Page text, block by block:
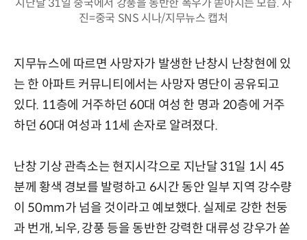
지난달 31일 중국에서 강풍을 동반한 폭우가 쏟아지는 모습. 사
진=중국 SNS 시나/지무뉴스 캡처
지무뉴스에 따르면 사망자가 발생한 난창시 난창현에 있
는 한 아파트 커뮤니티에서는 사망자 명단이 공유되고
있다. 11층에 거주하던 60대 여성 한 명과 20층에 거주
하던 60대 여성과 11세 손자로 알려졌다.
난창 기상 관측소는 현지시각으로 지난달 31일 1시 45
분께 황색 경보를 발령하고 6시간 동안 일부 지역 강수량
이 50mm가 넘을 것이라고 예보했다. 실제로 강한 천둥
과 번개, 뇌우, 강풍 등을 동반한 강력한 대류성 강우가 쏟